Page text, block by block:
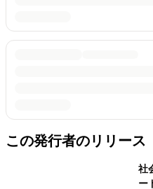
この発行者のリリース
社
ー